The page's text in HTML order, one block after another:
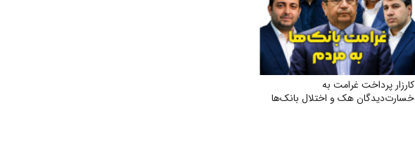
کارزار پرداخت غرامت به
خسارت‌دیدگان هک و اختلال بانک‌ها